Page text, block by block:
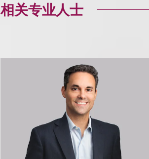
相关专业人士